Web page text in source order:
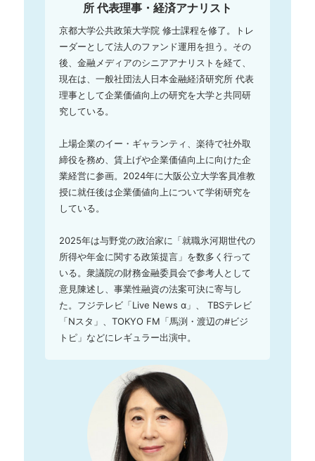
所 代表理事・経済アナリスト
京都大学公共政策大学院 修士課程を修了。トレ
ーダーとして法人のファンド運用を担う。その
後、金融メディアのシニアアナリストを経て、
現在は、一般社団法人日本金融経済研究所 代表
理事として企業価値向上の研究を大学と共同研
究している。
上場企業のイー・ギャランティ、楽待で社外取
締役を務め、賃上げや企業価値向上に向けた企
業経営に参画。2024年に大阪公立大学客員准教
授に就任後は企業価値向上について学術研究を
している。
2025年は与野党の政治家に「就職氷河期世代の
所得や年金に関する政策提言」を数多く行って
いる。衆議院の財務金融委員会で参考人として
意見陳述し、事業性融資の法案可決に寄与し
た。フジテレビ「Live News α」、 TBSテレビ
「Nスタ」、TOKYO FM「馬渕・渡辺の#ビジ
トピ」などにレギュラー出演中。